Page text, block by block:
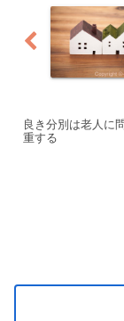
良き分別は老人に
重する